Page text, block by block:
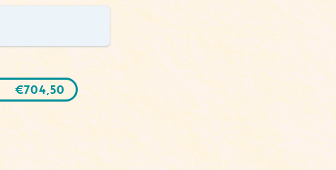
€704,50